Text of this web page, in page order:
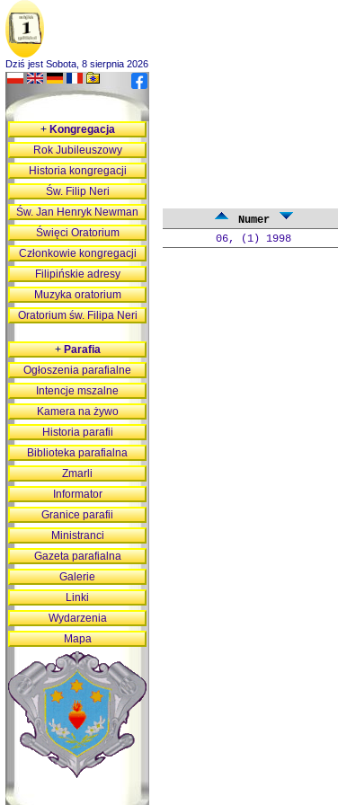
Dziś jest Sobota, 8 sierpnia 2026
Numer
06, (1) 1998
+Kongregacja
Rok Jubileuszowy
Historia kongregacji
Św. Filip Neri
Św. Jan Henryk Newman
Święci Oratorium
Członkowie kongregacji
Filipińskie adresy
Muzyka oratorium
Oratorium św. Filipa Neri
+Parafia
Ogłoszenia parafialne
Intencje mszalne
Kamera na żywo
Historia parafii
Biblioteka parafialna
Zmarli
Informator
Granice parafii
Ministranci
Gazeta parafialna
Galerie
Linki
Wydarzenia
Mapa